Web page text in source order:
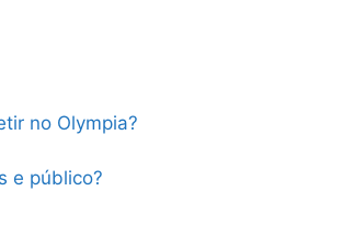
no Olympia?
e público?